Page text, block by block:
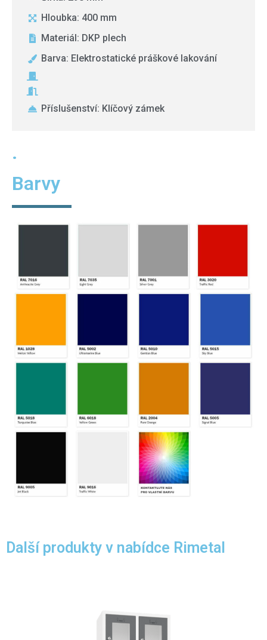
Hloubka: 400 mm
Materiál: DKP plech
Barva: Elektrostatické práškové lakování
Příslušenství: Klíčový zámek
.
Barvy
Další produkty v nabídce Rimetal